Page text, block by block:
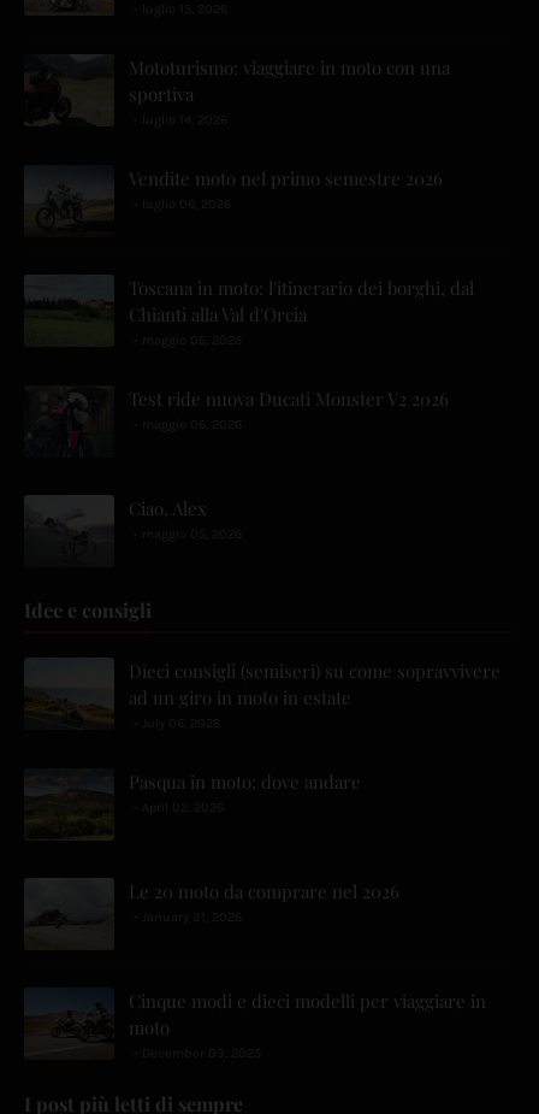
Mototurismo: viaggiare in moto con una
sportiva
Vendite moto nel primo semestre 2026
Toscana in moto: l'itinerario dei borghi, dal
Chianti alla Val d'Orcia
Test ride nuova Ducati Monster V2 2026
Ciao, Alex
Idee e consigli
Dieci consigli (semiseri) su come sopravvivere
ad un giro in moto in estate
Pasqua in moto: dove andare
Le 20 moto da comprare nel 2026
Cinque modi e dieci modelli per viaggiare in
moto
I post più letti di sempre